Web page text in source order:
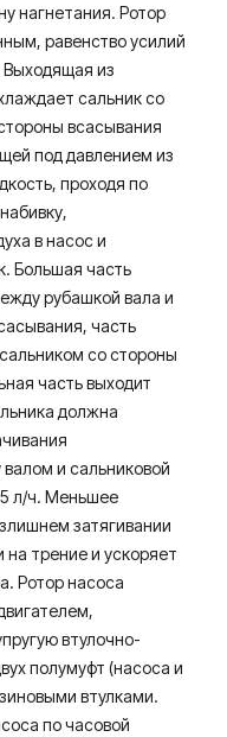
нагнетания. Ротор
равенство усилий
Выходящая из
сальник со
всасывания
под давлением из
проходя по
в насос и
Большая часть
рубашкой вала и
часть
со стороны
часть выходит
должна
и сальниковой
л/ч. Меньшее
затягивании
на трение и ускоряет
Ротор насоса
втулочно-
полумуфт (насоса и
втулками.
по часовой